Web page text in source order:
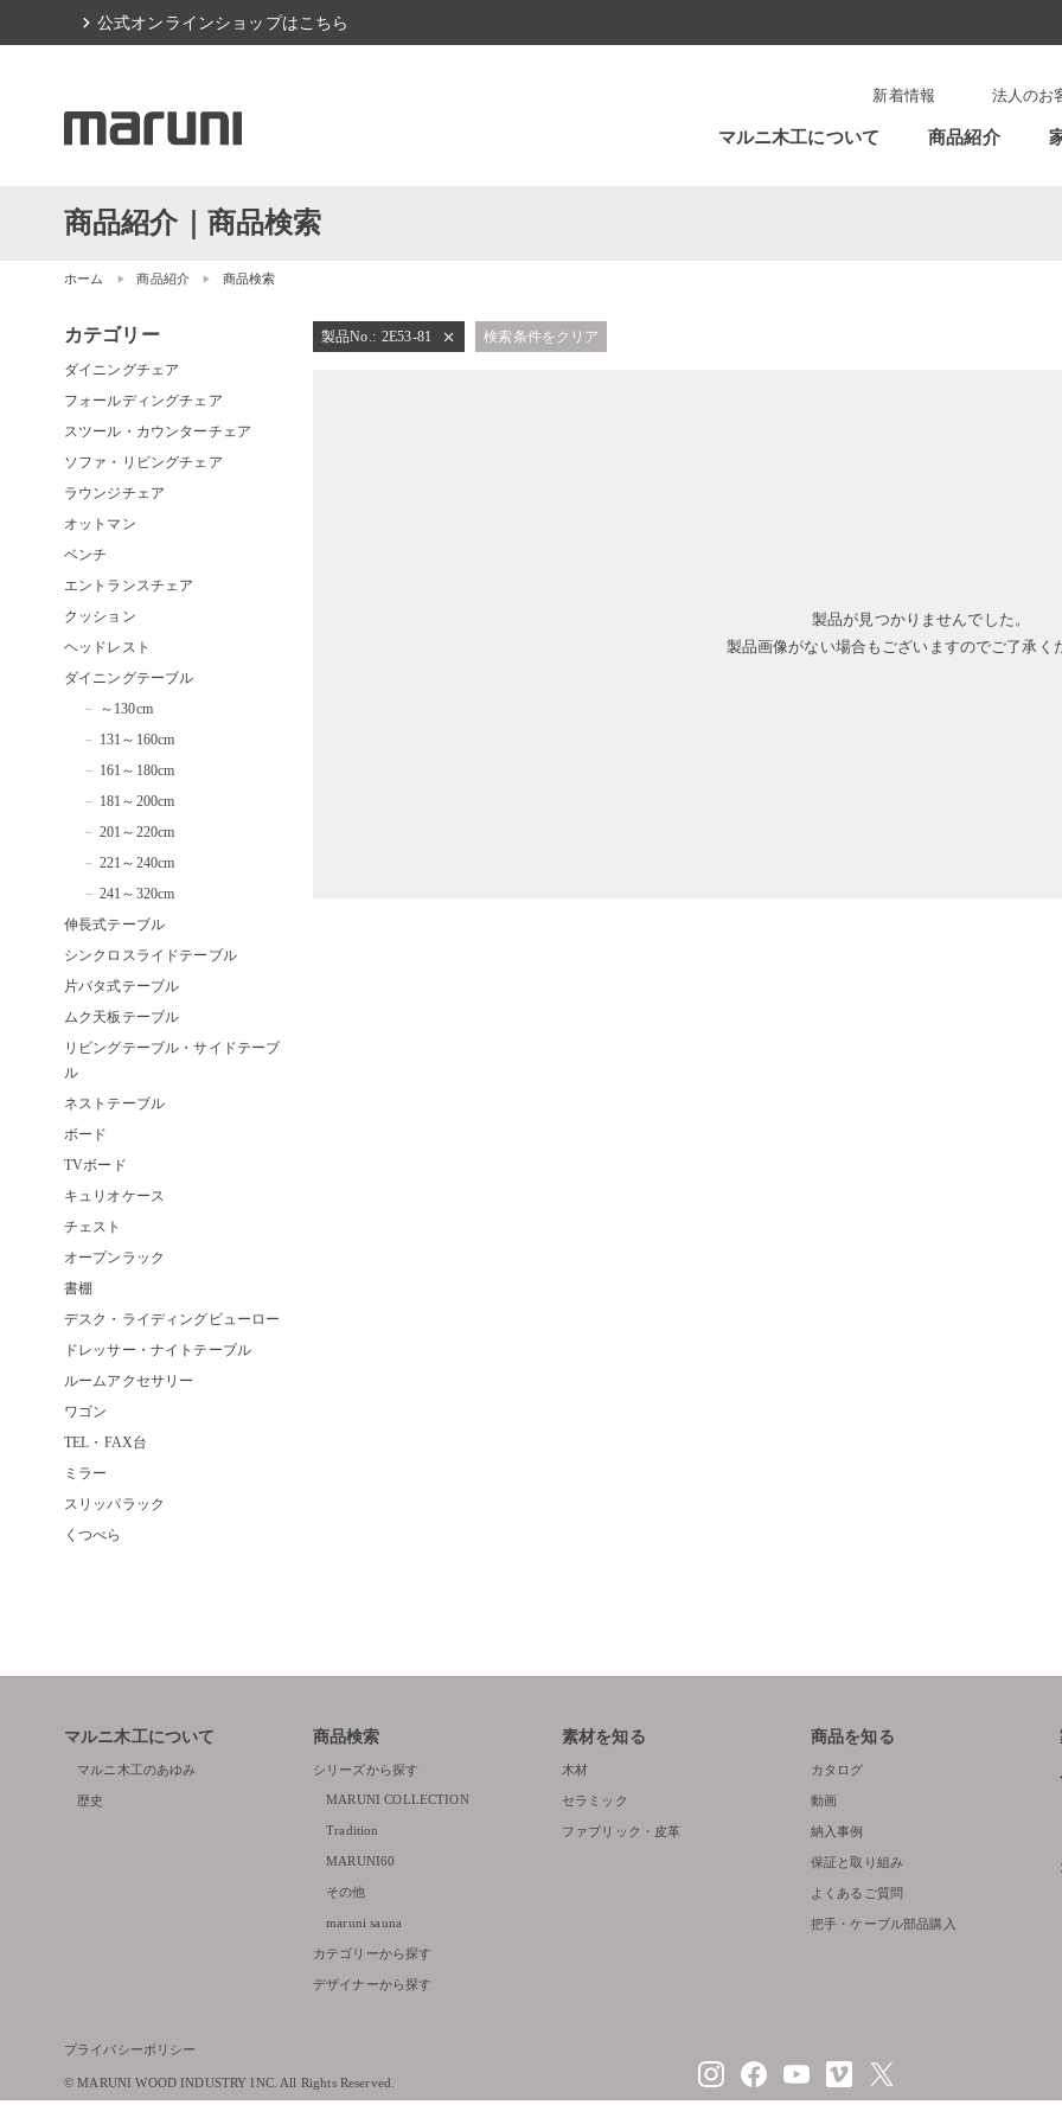
chevron_right 公式オンラインショップはこちら
マルニ木工について 商品紹介
新着情報 法人のお
商品紹介｜商品検索
ホーム 商品紹介 商品検索
製品No.: 2E53-81 close 検索条件をクリア
製品が見つかりませんでした。
製品画像がない場合もございますのでご了承く
カテゴリー
ダイニングチェア
フォールディングチェア
スツール・カウンターチェア
ソファ・リビングチェア
ラウンジチェア
オットマン
ベンチ
エントランスチェア
クッション
ヘッドレスト
ダイニングテーブル
～130cm
131～160cm
161～180cm
181～200cm
201～220cm
221～240cm
241～320cm
伸長式テーブル
シンクロスライドテーブル
片バタ式テーブル
ムク天板テーブル
リビングテーブル・サイドテーブ
ル
ネストテーブル
ボード
TVボード
キュリオケース
チェスト
オープンラック
書棚
デスク・ライディングビューロー
ドレッサー・ナイトテーブル
ルームアクセサリー
ワゴン
TEL・FAX台
ミラー
スリッパラック
くつべら
マルニ木工について
マルニ木工のあゆみ
歴史
商品検索
シリーズから探す
MARUNI COLLECTION
Tradition
MARUNI60
その他
maruni sauna
カテゴリーから探す
デザイナーから探す
素材を知る
木材
セラミック
ファブリック・皮革
商品を知る
カタログ
動画
納入事例
保証と取り組み
よくあるご質問
把手・ケーブル部品購入
プライバシーポリシー
© MARUNI WOOD INDUSTRY INC. All Rights Reserved.